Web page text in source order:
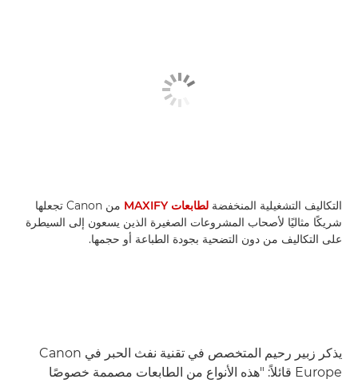
التكاليف التشغيلية المنخفضة لطابعات MAXIFY
من Canon تجعلها
شريكًا مثاليًا لأصحاب المشروعات الصغيرة الذين يسعون إلى السيطرة
على التكاليف من دون التضحية بجودة الطباعة أو حجمها.
يذكر زبير رحيم المتخصص في تقنية نفث الحبر في Canon
Europe قائلاً: "هذه الأنواع من الطابعات مصممة خصوصًا